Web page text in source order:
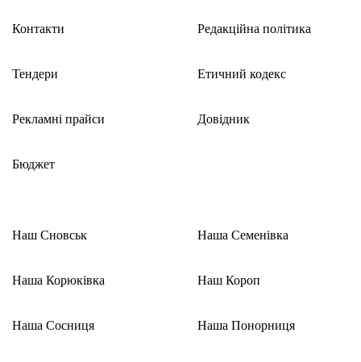
Контакти
Тендери
Рекламні прайси
Бюджет
Редакційна політика
Етичний кодекс
Довідник
Наш Сновськ
Наша Корюківка
Наша Сосниця
Наша Семенівка
Наш Короп
Наша Понорниця